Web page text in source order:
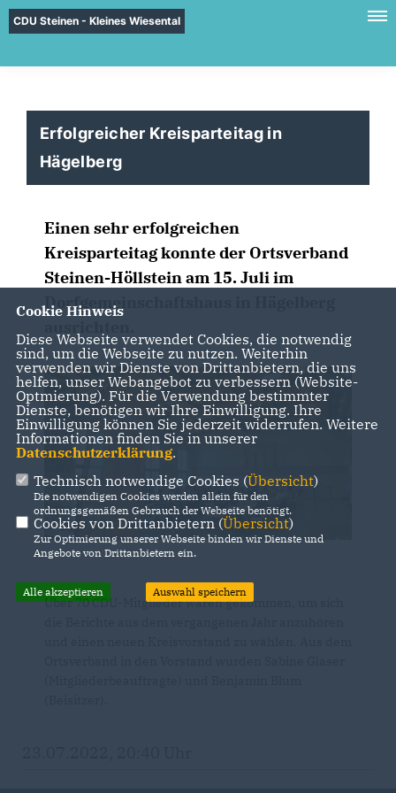
CDU Steinen - Kleines Wiesental
Erfolgreicher Kreisparteitag in
Hägelberg
Einen sehr erfolgreichen
Kreisparteitag konnte der Ortsverband
Steinen-Höllstein am 15. Juli im
Dorfgemeinschaftshaus in Hägelberg
Über 70 CDU-Mitglieder waren gekommen, um sich
Cookie Hinweis
Diese Webseite verwendet Cookies, die notwendig
sind, um die Webseite zu nutzen. Weiterhin
verwenden wir Dienste von Drittanbietern, die uns
helfen, unser Webangebot zu verbessern (Website-
Optmierung). Für die Verwendung bestimmter
Dienste, benötigen wir Ihre Einwilligung. Ihre
Einwilligung können Sie jederzeit widerrufen. Weitere
Informationen finden Sie in unserer
Datenschutzerklärung.
Technisch notwendige Cookies (Übersicht)
Die notwendigen Cookies werden allein für den
ordnungsgemäßen Gebrauch der Webseite benötigt.
Cookies von Drittanbietern (Übersicht)
Zur Optimierung unserer Webseite binden wir Dienste und
Angebote von Drittanbietern ein.
Alle akzeptieren Auswahl speichern